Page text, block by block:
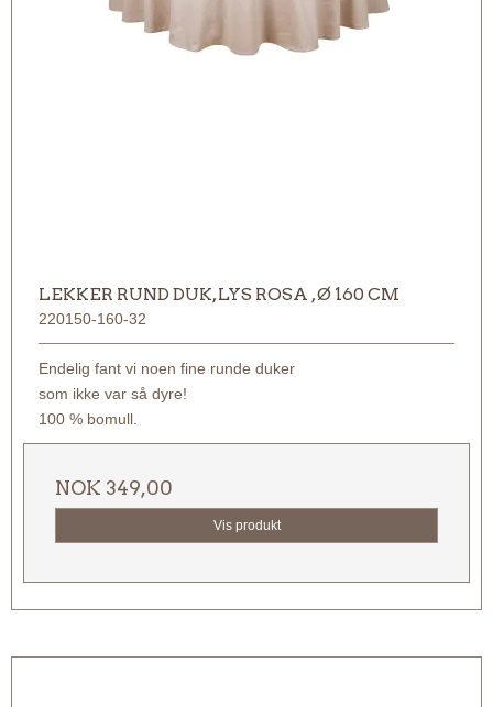
LEKKER RUND DUK, LYS ROSA , Ø 160 CM
220150-160-32
Endelig fant vi noen fine runde duker
som ikke var så dyre!
100 % bomull.
NOK 349,00
Vis produkt